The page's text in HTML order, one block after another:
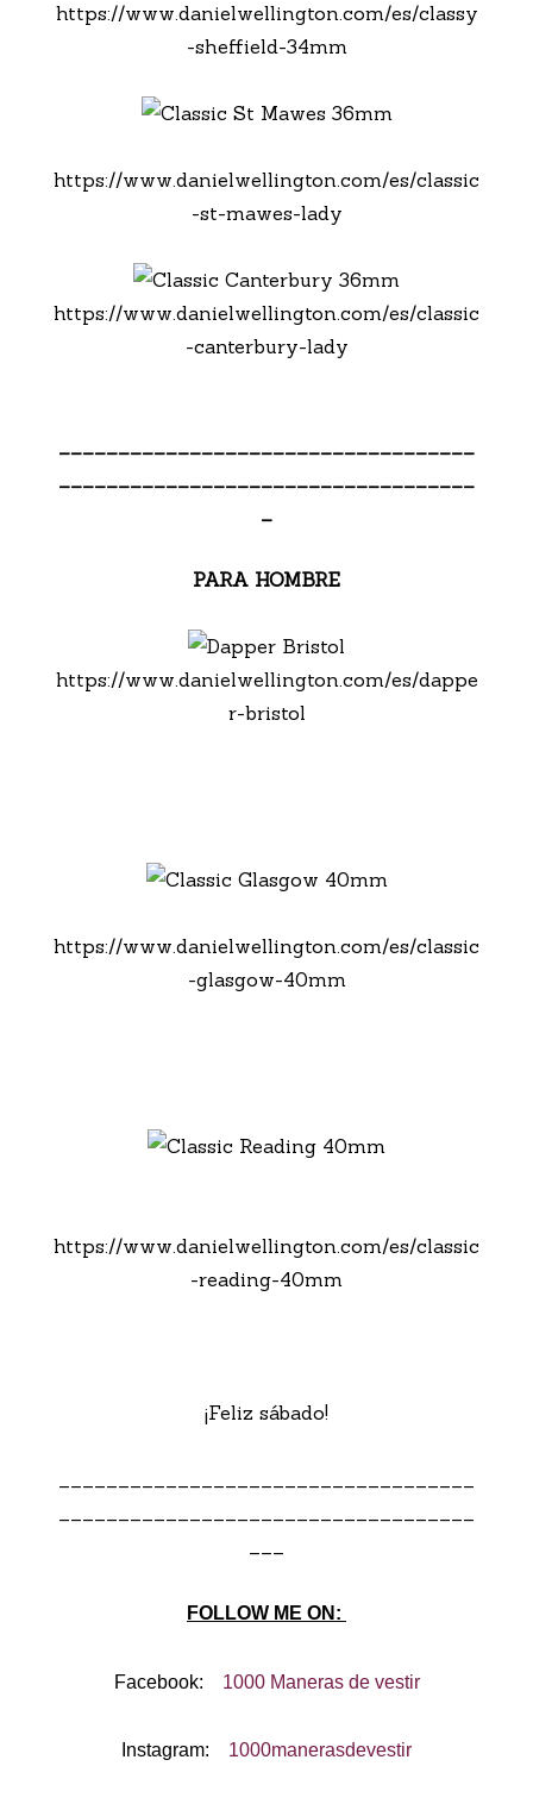
https://www.danielwellington.com/es/classy
-sheffield-34mm
https://www.danielwellington.com/es/classic
-st-mawes-lady
https://www.danielwellington.com/es/classic
-canterbury-lady
___________________________________
___________________________________
_
PARA HOMBRE
https://www.danielwellington.com/es/dappe
r-bristol
https://www.danielwellington.com/es/classic
-glasgow-40mm
https://www.danielwellington.com/es/classic
-reading-40mm
¡Feliz sábado!
FOLLOW ME ON:
Facebook: 1000 Maneras de vestir
Instagram: 1000manerasdevestir